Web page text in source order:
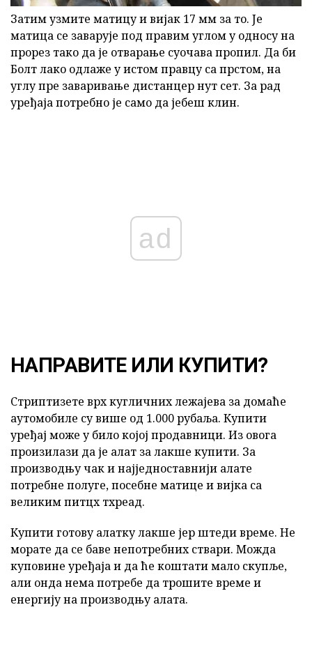
Затим узмите матицу и вијак 17 мм за то. Је
матица се заварује под правим углом у односу на
прорез тако да је отварање суочава пропил. Да би
Болт лако одлаже у истом правцу са прстом, на
углу пре заваривање дистанцер нут сет. За рад
уређаја потребно је само да јебеш клин.
ad
НАПРАВИТЕ ИЛИ КУПИТИ?
Стриптизете врх кугличних лежајева за домаће
аутомобиле су више од 1.000 рубаља. Купити
уређај може у било којој продавници. Из овога
произилази да је алат за лакше купити. За
производњу чак и најједноставнији алате
потребне полуге, посебне матице и вијка са
великим питцх тхреад.
Купити готову алатку лакше јер штеди време. Не
морате да се баве непотребних ствари. Можда
куповине уређаја и да ће коштати мало скупље,
али онда нема потребе да трошите време и
енергију на производњу алата.